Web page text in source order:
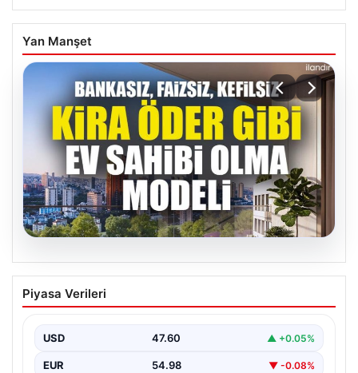
Yan Manşet
05.08.2026
DAP Yapı’dan bir ilk! Emlak Konut
güvencesi Dap vizyonuyla kendi
Piyasa Verileri
USD 47.60 ▲ +0.05%
EUR 54.98 ▼ -0.08%